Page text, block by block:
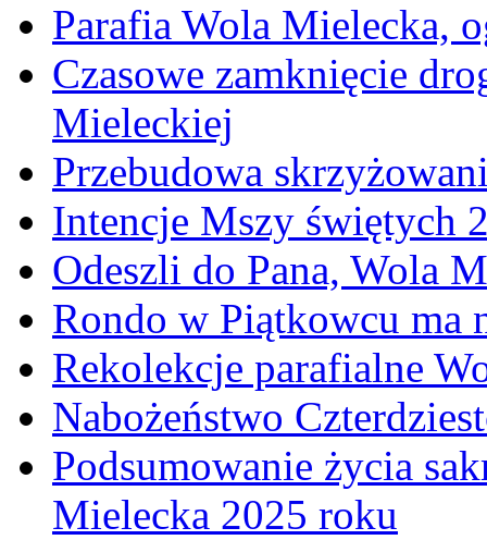
Parafia Wola Mielecka,
Czasowe zamknięcie
Mieleckiej
Przebudowa
Intencje Mszy świętych
Odeszli do Pana, Wola
Rondo w Piątkowcu ma
Rekolekcje parafialne
Nabożeństwo
Podsumowanie życia
Mielecka 2025 roku